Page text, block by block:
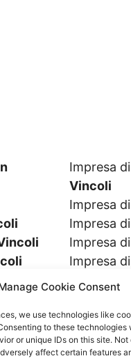
Cookie Consent
we use technologies like
to these technologies
or unique IDs on this site.
affect certain features
in
Impresa
Vincoli
Impresa
Impresa
Impresa
Impresa
Impresa
Impresa
Impresa
Impresa
Impresa